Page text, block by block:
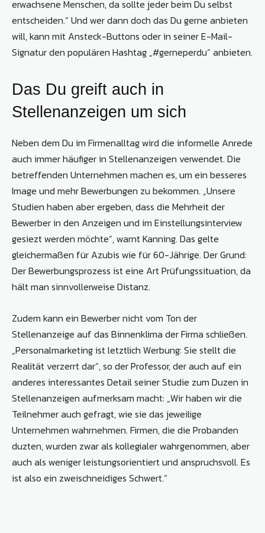
erwachsene Menschen, da sollte jeder beim Du selbst
entscheiden.“ Und wer dann doch das Du gerne anbieten
will, kann mit Ansteck-Buttons oder in seiner E-Mail-
Signatur den populären Hashtag „#gerneperdu“ anbieten.
Das Du greift auch in
Stellenanzeigen um sich
Neben dem Du im Firmenalltag wird die informelle Anrede
auch immer häufiger in Stellenanzeigen verwendet. Die
betreffenden Unternehmen machen es, um ein besseres
Image und mehr Bewerbungen zu bekommen. „Unsere
Studien haben aber ergeben, dass die Mehrheit der
Bewerber in den Anzeigen und im Einstellungsinterview
gesiezt werden möchte“, warnt Kanning. Das gelte
gleichermaßen für Azubis wie für 60-Jährige. Der Grund:
Der Bewerbungsprozess ist eine Art Prüfungssituation, da
hält man sinnvollerweise Distanz.
Zudem kann ein Bewerber nicht vom Ton der
Stellenanzeige auf das Binnenklima der Firma schließen.
„Personalmarketing ist letztlich Werbung: Sie stellt die
Realität verzerrt dar“, so der Professor, der auch auf ein
anderes interessantes Detail seiner Studie zum Duzen in
Stellenanzeigen aufmerksam macht: „Wir haben wir die
Teilnehmer auch gefragt, wie sie das jeweilige
Unternehmen wahrnehmen. Firmen, die die Probanden
duzten, wurden zwar als kollegialer wahrgenommen, aber
auch als weniger leistungsorientiert und anspruchsvoll. Es
ist also ein zweischneidiges Schwert.“